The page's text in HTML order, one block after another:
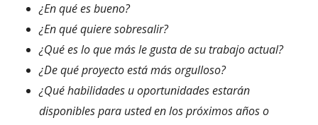
¿En qué es bueno?
¿En qué quiere sobresalir?
¿Qué es lo que más le gusta de su trabajo actual?
¿De qué proyecto está más orgulloso?
¿Qué habilidades u oportunidades estarán
disponibles para usted en los próximos años o